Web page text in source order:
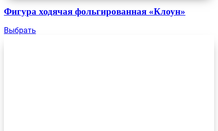
Фигура ходячая фольгированная «Клоун»
Выбрать